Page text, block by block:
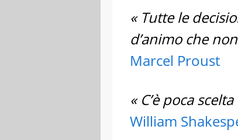
« Tutte le
d’animo che
Marcel Proust
« C’è poca
William